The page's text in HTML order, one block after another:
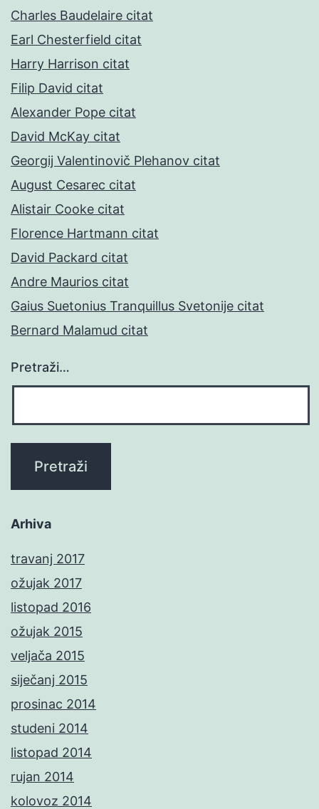
Charles Baudelaire citat
Earl Chesterfield citat
Harry Harrison citat
Filip David citat
Alexander Pope citat
David McKay citat
Georgij Valentinovič Plehanov citat
August Cesarec citat
Alistair Cooke citat
Florence Hartmann citat
David Packard citat
Andre Maurios citat
Gaius Suetonius Tranquillus Svetonije citat
Bernard Malamud citat
Pretraži…
Arhiva
travanj 2017
ožujak 2017
listopad 2016
ožujak 2015
veljača 2015
siječanj 2015
prosinac 2014
studeni 2014
listopad 2014
rujan 2014
kolovoz 2014